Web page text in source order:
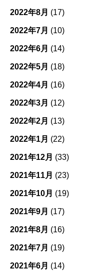
2022年8月 (17)
2022年7月 (10)
2022年6月 (14)
2022年5月 (18)
2022年4月 (16)
2022年3月 (12)
2022年2月 (13)
2022年1月 (22)
2021年12月 (33)
2021年11月 (23)
2021年10月 (19)
2021年9月 (17)
2021年8月 (16)
2021年7月 (19)
2021年6月 (14)